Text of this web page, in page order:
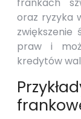
oraz ryzyka
praw i
kredytów